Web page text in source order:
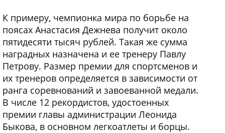
К примеру, чемпионка мира по борьбе на
поясах Анастасия Дежнeва получит около
пятидесяти тысяч рублей. Такая же сумма
наградных назначена и еe тренеру Павлу
Петрову. Размер премии для спортсменов и
их тренеров определяется в зависимости от
ранга соревнований и завоeванной медали.
В числе 12 рекордистов, удостоенных
премии главы администрации Леонида
Быкова, в основном легкоатлеты и борцы.